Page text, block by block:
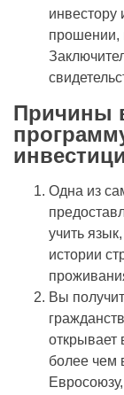
инвестору
прошении,
Причины
Одна из
учить
истории
Вы
открывает
более чем